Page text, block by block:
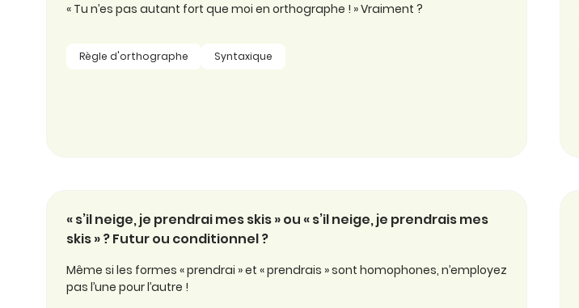
« Tu n’es pas autant fort que moi en orthographe ! » Vraiment ?
Règle d'orthographe Syntaxique
« s’il neige, je prendrai mes skis » ou « s’il neige, je prendrais mes
skis » ? Futur ou conditionnel ?
Même si les formes « prendrai » et « prendrais » sont homophones, n’employez
pas l’une pour l’autre !